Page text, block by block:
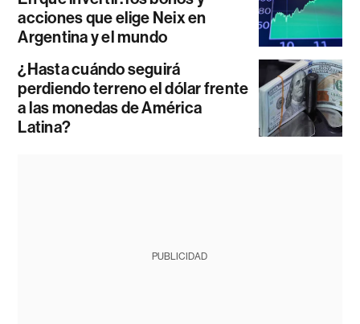
acciones que elige Neix en
Argentina y el mundo
¿Hasta cuándo seguirá
perdiendo terreno el dólar frente
a las monedas de América
Latina?
PUBLICIDAD